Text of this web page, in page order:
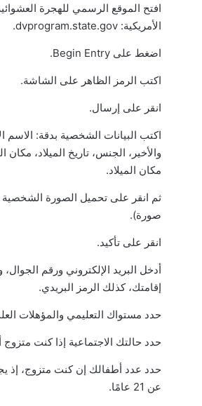
افتح الموقع الرسمي للهجرة
الأمريكية: dvprogram.state.gov.
اضغط على Begin Entry.
اكتب الرمز الظاهر على الشاشة.
انقر على إرسال.
اكتب البيانات الشخصية بدقة: الاسم
والأخير، الجنس، تاريخ الميلاد، مكان
مكان الميلاد.
ثم انقر على تحميل الصورة الشخصية
صورة).
انقر على تأكيد.
أدخل البريد الإلكتروني ورقم الجوال،
إقامتك، كذلك الرمز البريدي.
حدد مستواك التعليمي والمؤهلات
حدد حالتك الاجتماعية إذا كنت
حدد عدد أطفالك إن كنت متزوج، إذ
عن 21 عامًا.